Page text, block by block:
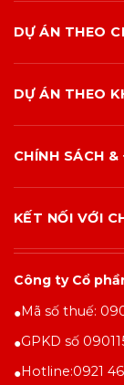
DỰ ÁN THEO
DỰ ÁN THEO
CHÍNH SÁCH
KẾT NỐI VỚI
Công ty Cổ
●Mã số thuế:
●GPKD số
●Hotline:0921